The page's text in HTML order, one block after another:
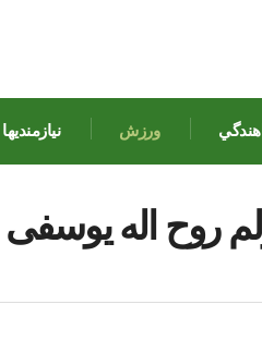
نيازمنديها ورزش
روح اله